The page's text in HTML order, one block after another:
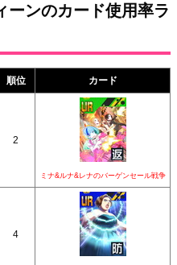
ーンのカード使用率ラ
順位 カード
2
ミナ&ルナ&レナのバーゲンセール戦争
4